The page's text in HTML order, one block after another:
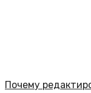
Почему